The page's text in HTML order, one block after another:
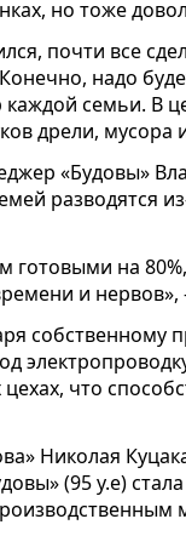
но тоже
почти все
надо
семьи. В
дрели,
«Будовы»
разводятся
готовыми на
и
собственному
что
Николая
(95 у.е)